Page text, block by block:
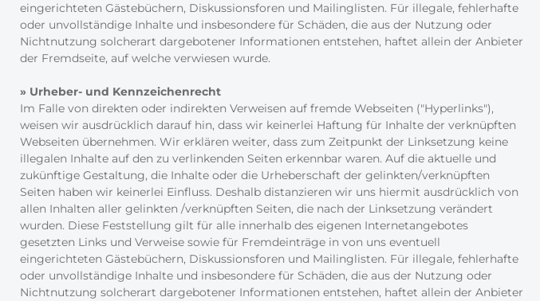
eingerichteten Gästebüchern, Diskussionsforen und Mailinglisten. Für illegale, fehlerhafte
oder unvollständige Inhalte und insbesondere für Schäden, die aus der Nutzung oder
Nichtnutzung solcherart dargebotener Informationen entstehen, haftet allein der Anbieter
der Fremdseite, auf welche verwiesen wurde.
» Urheber- und Kennzeichenrecht
Im Falle von direkten oder indirekten Verweisen auf fremde Webseiten ("Hyperlinks"),
weisen wir ausdrücklich darauf hin, dass wir keinerlei Haftung für Inhalte der verknüpften
Webseiten übernehmen. Wir erklären weiter, dass zum Zeitpunkt der Linksetzung keine
illegalen Inhalte auf den zu verlinkenden Seiten erkennbar waren. Auf die aktuelle und
zukünftige Gestaltung, die Inhalte oder die Urheberschaft der gelinkten/verknüpften
Seiten haben wir keinerlei Einfluss. Deshalb distanzieren wir uns hiermit ausdrücklich von
allen Inhalten aller gelinkten /verknüpften Seiten, die nach der Linksetzung verändert
wurden. Diese Feststellung gilt für alle innerhalb des eigenen Internetangebotes
gesetzten Links und Verweise sowie für Fremdeinträge in von uns eventuell
eingerichteten Gästebüchern, Diskussionsforen und Mailinglisten. Für illegale, fehlerhafte
oder unvollständige Inhalte und insbesondere für Schäden, die aus der Nutzung oder
Nichtnutzung solcherart dargebotener Informationen entstehen, haftet allein der Anbieter